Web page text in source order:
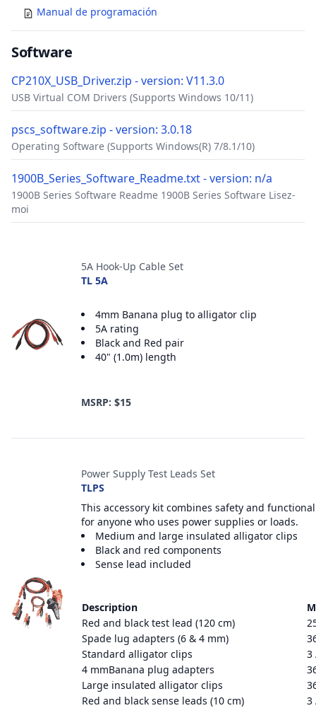
Manual de programación
Software
CP210X_USB_Driver.zip - version: V11.3.0
USB Virtual COM Drivers (Supports Windows 10/11)
pscs_software.zip - version: 3.0.18
Operating Software (Supports Windows(R) 7/8.1/10)
1900B_Series_Software_Readme.txt - version: n/a
1900B Series Software Readme 1900B Series Software Lisez-
moi
5A Hook-Up Cable Set
TL 5A
4mm Banana plug to alligator clip
5A rating
Black and Red pair
40" (1.0m) length
MSRP: $15
Power Supply Test Leads Set
TLPS
This accessory kit combines safety and
for anyone who uses power supplies or loads.
Medium and large insulated alligator clips
Black and red components
Sense lead included
Description
Red and black test lead (120 cm)
Spade lug adapters (6 & 4 mm)
Standard alligator clips
3
4 mmBanana plug adapters
Large insulated alligator clips
Red and black sense leads (10 cm)
3